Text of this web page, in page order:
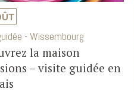
- Wissembourg
la maison
– visite guidée en